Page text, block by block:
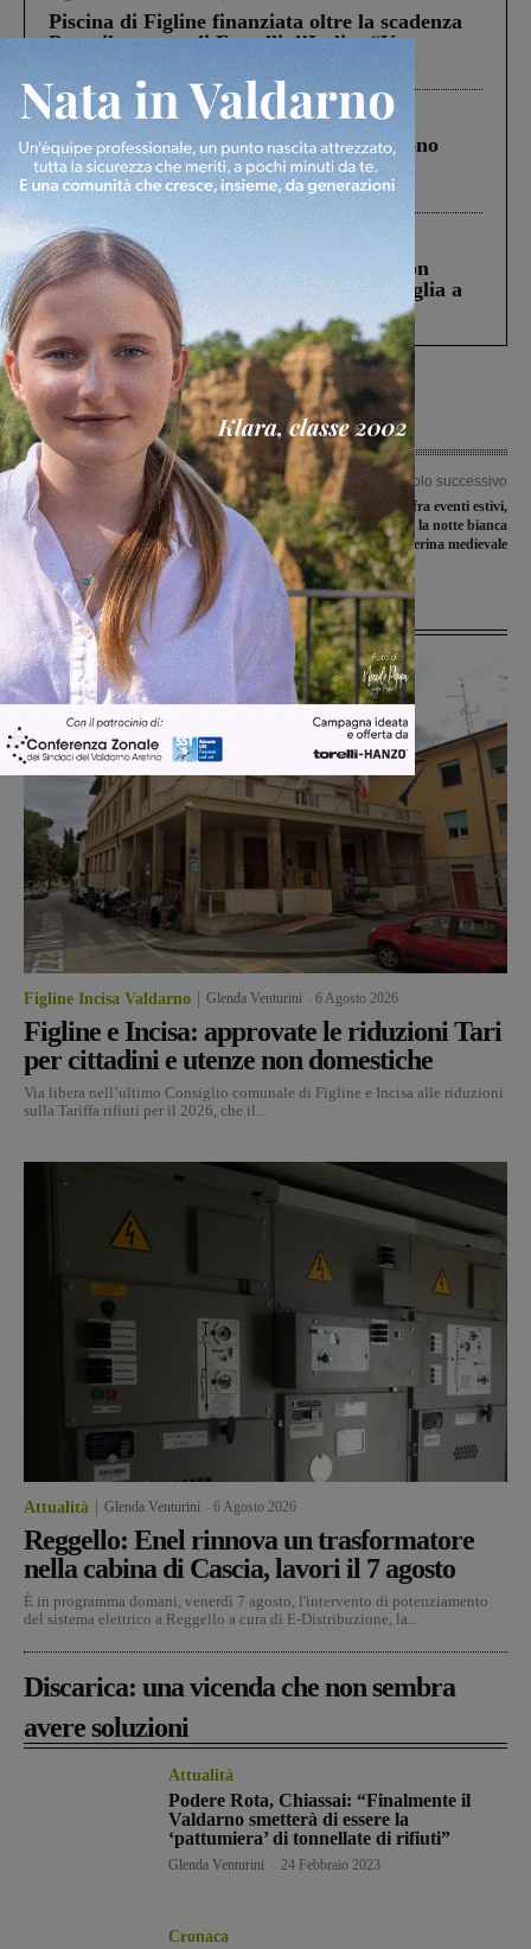
Piscina di Figline finanziata oltre la scadenza
Pnrr, il gruppo di Fratelli d’Italia: “Un
ringraziamento al Governo”
Cronaca 4 Agosto 2026
Un anno fa la strage in A1 in cui morirono
Gianni, Giulia e Franco. Lo schianto, il
processo, lo stop ai sorpassi fra tir....
Cronaca 3 Agosto 2026
Scomparso da una struttura di Castiglion
Fiorentino l’uomo che aveva ucciso la figlia a
Levane nel 2020
Articolo precedente
Le date di inizio dei campionati e delle
Coppe per la stagione 2019-2020
Articolo successivo
Weekend variegato fra eventi estivi,
musica e perdoni, più la notte bianca
a Reggello e Laterina medievale
Ultime Notizie
Figline Incisa Valdarno Glenda Venturini 6 Agosto 2026
Figline e Incisa: approvate le riduzioni Tari
per cittadini e utenze non domestiche
Via libera nell’ultimo Consiglio comunale di Figline e Incisa alle riduzioni
sulla Tariffa rifiuti per il 2026, che il...
Attualità Glenda Venturini 6 Agosto 2026
Reggello: Enel rinnova un trasformatore
nella cabina di Cascia, lavori il 7 agosto
È in programma domani, venerdì 7 agosto, l'intervento di potenziamento
del sistema elettrico a Reggello a cura di E-Distribuzione, la...
Discarica: una vicenda che non sembra
avere soluzioni
Attualità
Podere Rota, Chiassai: “Finalmente il
Valdarno smetterà di essere la
‘pattumiera’ di tonnellate di rifiuti”
Glenda Venturini 24 Febbraio 2023
Cronaca